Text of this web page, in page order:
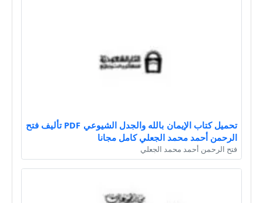
تحميل كتاب الإيمان بالله والجدل الشيوعي PDF تأليف فتح
الرحمن أحمد محمد الجعلي كامل مجانا
فتح الرحمن أحمد محمد الجعلي